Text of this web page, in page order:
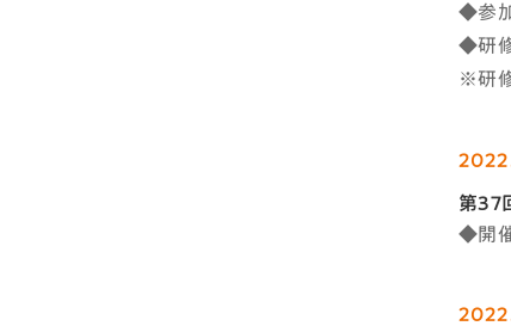
◆参
◆研
※研
第37
◆開